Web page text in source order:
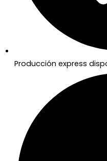
Producción express